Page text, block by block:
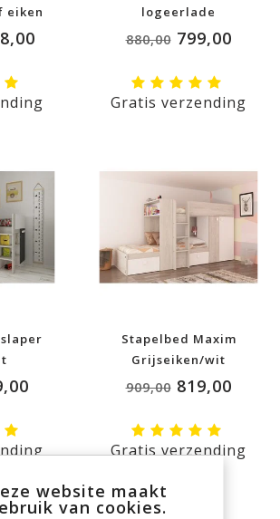
eiken
logeerlade
880,00799,00
Gratis verzending
Stapelbed Maxim
Grijseiken/wit
909,00819,00
Gratis verzending
website maakt
van cookies.